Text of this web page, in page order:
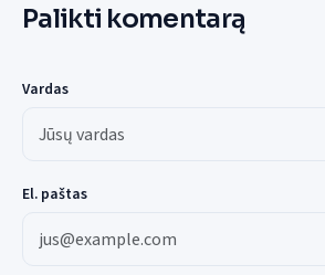
Palikti komentarą
Vardas
El. paštas